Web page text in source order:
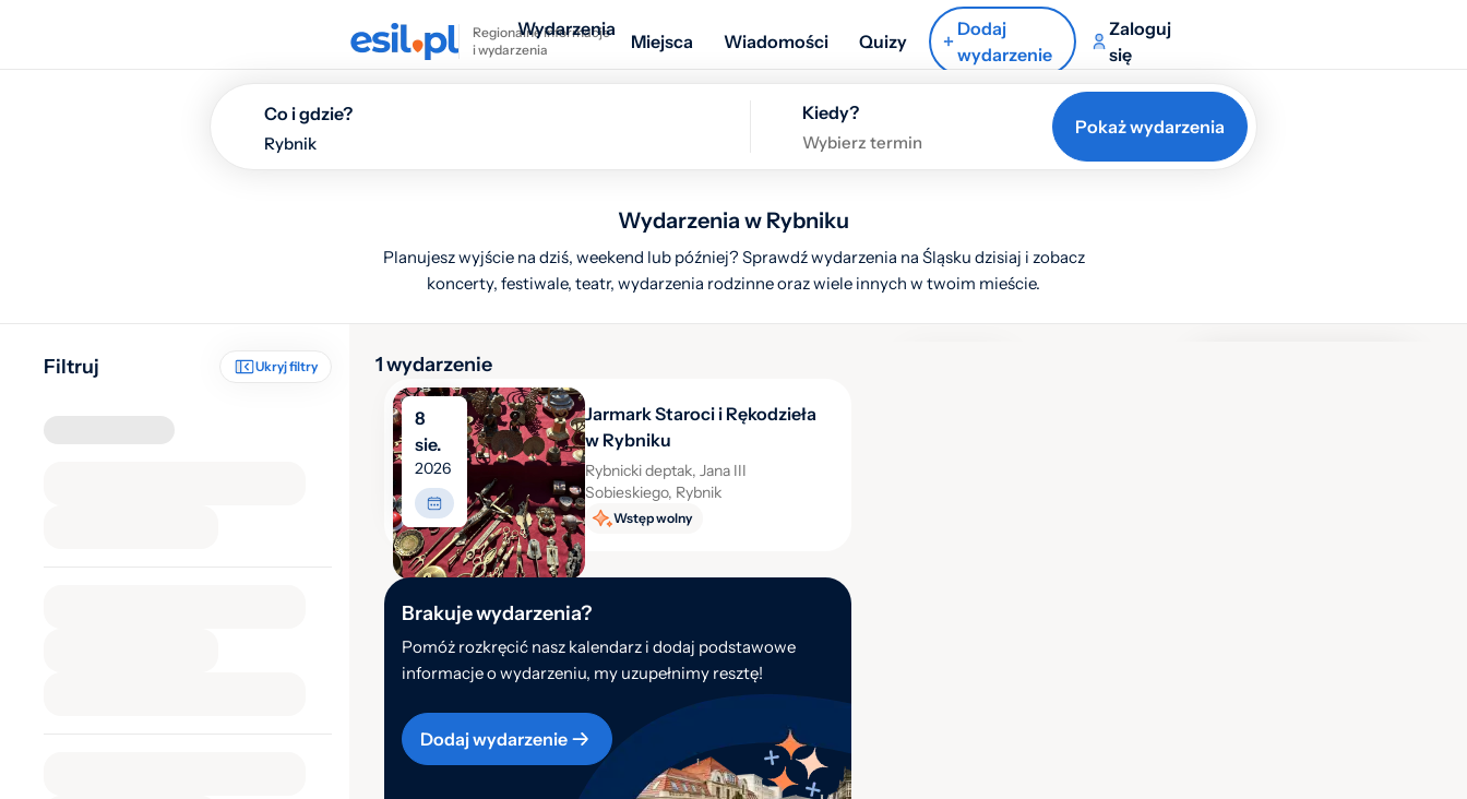
Regionalne informacje
i wydarzenia
Wydarzenia
Miejsca Wiadomości Quizy
Dodaj
wydarzenie
Zaloguj
się
Co i gdzie? Kiedy?
Wybierz termin
Pokaż wydarzenia
Wydarzenia w Rybniku
Planujesz wyjście na dziś, weekend lub później? Sprawdź wydarzenia na Śląsku dzisiaj i zobacz
koncerty, festiwale, teatr, wydarzenia rodzinne oraz wiele innych w twoim mieście.
Filtruj Ukryj filtry 1 wydarzenie
8
sie.
2026
Jarmark Staroci i Rękodzieła
w Rybniku
Rybnicki deptak, Jana III
Sobieskiego, Rybnik
Wstęp wolny
Brakuje wydarzenia?
Pomóż rozkręcić nasz kalendarz i dodaj podstawowe
informacje o wydarzeniu, my uzupełnimy resztę!
Dodaj wydarzenie